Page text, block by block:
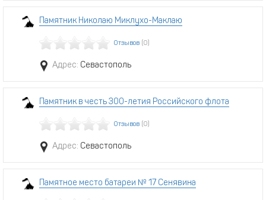
Памятник Николаю Миклухо-Маклаю
Отзывов (0)
Адрес: Севастополь
Памятник в честь 300-летия Российского флота
Отзывов (0)
Адрес: Севастополь
Памятное место батареи № 17 Сенявина